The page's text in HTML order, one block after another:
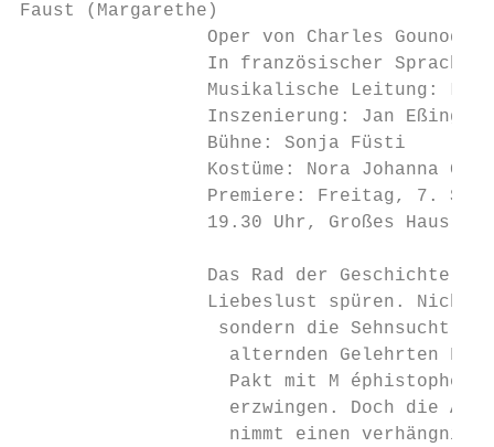
Faust (Margarethe)
                 Oper von Charles Gounod
In französischer Sprache
Musikalische Leitung:
                 Inszenierung: Jan Eßinger
                 Bühne: Sonja Füsti
Kostüme: Nora Johanna
Premiere: Freitag, 7.
                 19.30 Uhr, Großes Haus
Das Rad der Geschichte
­Liebeslust spüren. Nicht
­sondern die Sehnsucht
alternden Gelehrten
Pakt mit M­
erzwingen. Doch die
nimmt einen